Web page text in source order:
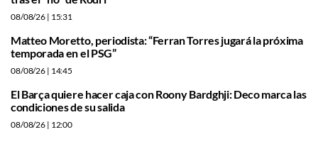
08/08/26 | 15:31
Matteo Moretto, periodista: “Ferran Torres jugará la próxima
temporada en el PSG”
08/08/26 | 14:45
El Barça quiere hacer caja con Roony Bardghji: Deco marca las
condiciones de su salida
08/08/26 | 12:00